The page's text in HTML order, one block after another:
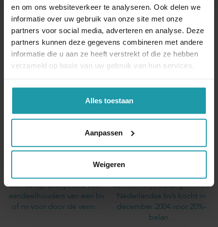
en om ons websiteverkeer te analyseren. Ook delen we
informatie over uw gebruik van onze site met onze
partners voor social media, adverteren en analyse. Deze
partners kunnen deze gegevens combineren met andere
informatie die u aan ze heeft verstrekt of die ze hebben
verzameld op basis van uw gebruik van hun services.
Alles toestaan
Aanpassen
Weigeren
Andere interessante artikelen
aandeelhouder deed
onvoldoende
onderzoek naar koper
een aansprakelijkheid voor
aandeelhouders van een bv
of nv voor door de venn...
Overdracht aandelen
aan bv voor te lage
waarde
aanmerkelijk belang in twee
Nederlandse bv’s kocht in
december 2004 voor 20%-
belan...